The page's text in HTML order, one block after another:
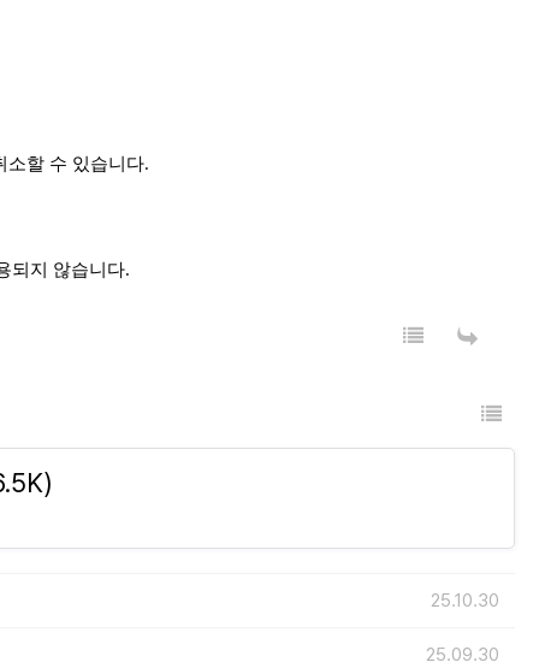
소할 수 있습니다.
되지 않습니다.
25.10.30
25.09.30